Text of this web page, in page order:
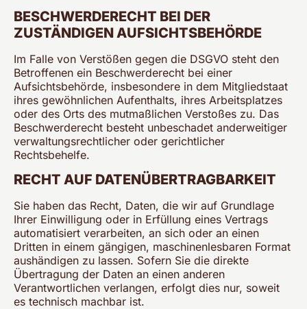
BESCHWERDE­RECHT BEI DER
ZUSTÄNDIGEN AUFSICHTS­BEHÖRDE
Im Falle von Verstößen gegen die DSGVO steht den
Betroffenen ein Beschwerderecht bei einer
Aufsichtsbehörde, insbesondere in dem Mitgliedstaat
ihres gewöhnlichen Aufenthalts, ihres Arbeitsplatzes
oder des Orts des mutmaßlichen Verstoßes zu. Das
Beschwerderecht besteht unbeschadet anderweitiger
verwaltungsrechtlicher oder gerichtlicher
Rechtsbehelfe.
RECHT AUF DATEN­ÜBERTRAG­BARKEIT
Sie haben das Recht, Daten, die wir auf Grundlage
Ihrer Einwilligung oder in Erfüllung eines Vertrags
automatisiert verarbeiten, an sich oder an einen
Dritten in einem gängigen, maschinenlesbaren Format
aushändigen zu lassen. Sofern Sie die direkte
Übertragung der Daten an einen anderen
Verantwortlichen verlangen, erfolgt dies nur, soweit
es technisch machbar ist.